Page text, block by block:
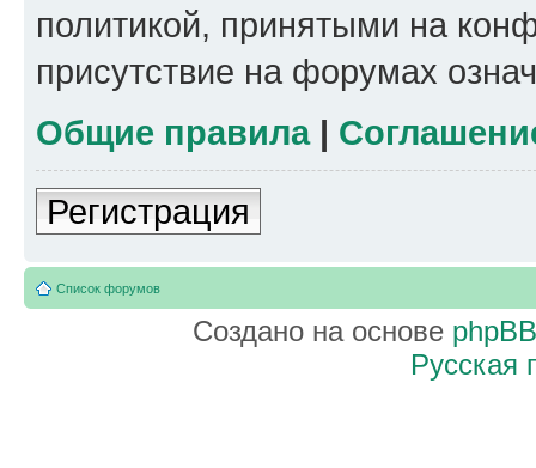
политикой, принятыми на
присутствие на форумах
Общие правила|
Регистрация
Список форумов
Создано на основе phpBB
Русская